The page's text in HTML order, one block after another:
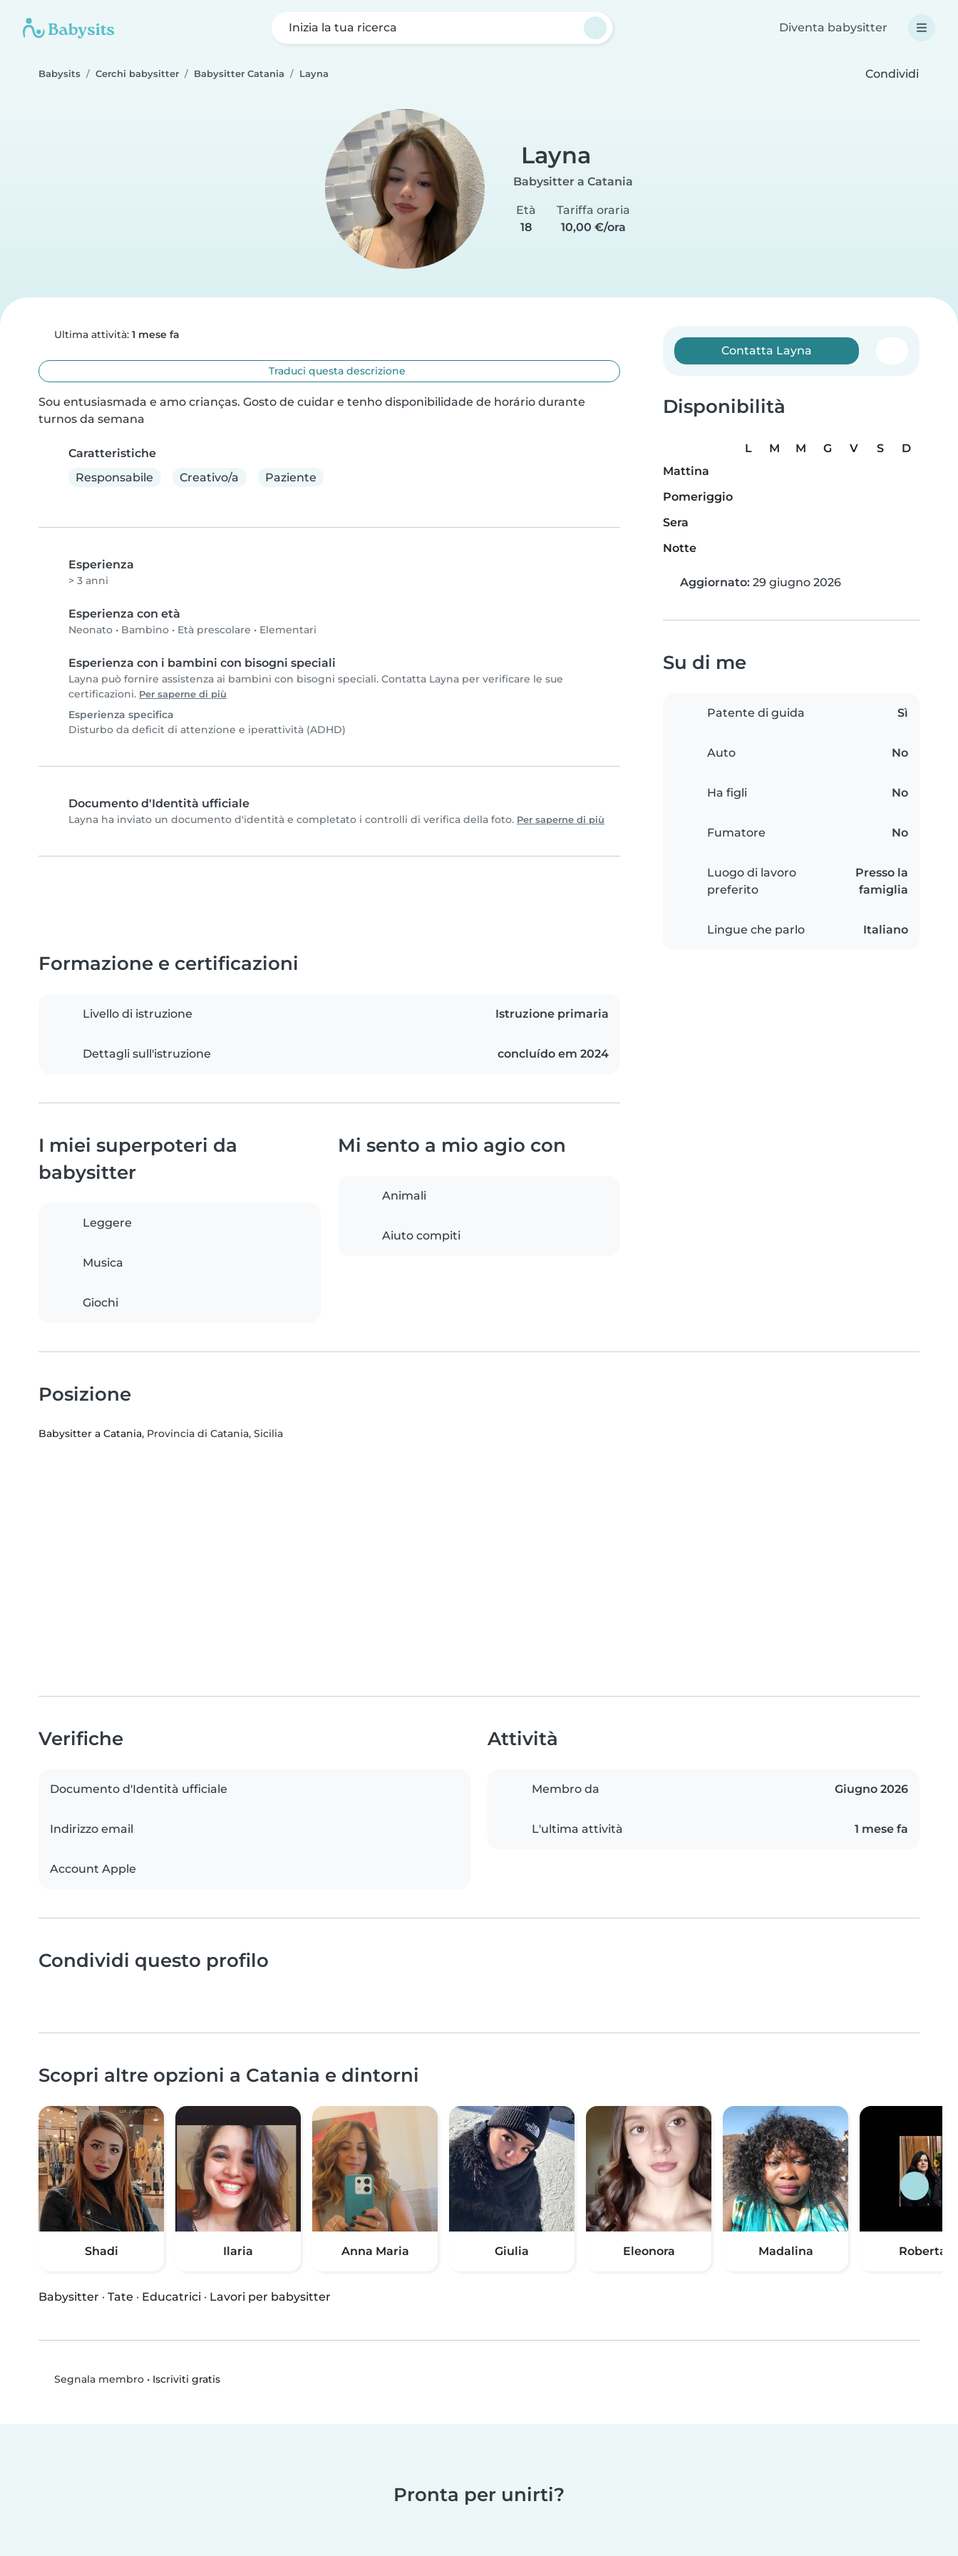
Inizia la tua ricerca Diventa babysitter
Babysits Cerchi babysitter Babysitter Catania Layna Condividi
Layna
Babysitter a Catania
Età
18
Tariffa oraria
10,00 €/ora
Ultima attività: 1 mese fa
Traduci questa descrizione
Sou entusiasmada e amo crianças. Gosto de cuidar e tenho disponibilidade de horário durante
turnos da semana
Caratteristiche
Responsabile
Creativo/a Paziente
Esperienza
> 3 anni
Esperienza con età
Neonato • Bambino • Età prescolare • Elementari
Esperienza con i bambini con bisogni speciali
Layna può fornire assistenza ai bambini con bisogni speciali. Contatta Layna per verificare le sue
certificazioni. Per saperne di più
Esperienza specifica
Disturbo da deficit di attenzione e iperattività (ADHD)
Documento d'Identità ufficiale
Layna ha inviato un documento d'identità e completato i controlli di verifica della foto. Per saperne di più
Contatta Layna
Disponibilità
L M M G V S
D
Mattina
Pomeriggio
Sera
Notte
Aggiornato: 29 giugno 2026
Su di me
Patente di guida Sì
Auto No
Ha figli No
Fumatore No
Luogo di lavoro
preferito
Presso la
famiglia
Lingue che parlo Italiano
Formazione e certificazioni
Livello di istruzione Istruzione primaria
Dettagli sull'istruzione concluído em 2024
I miei superpoteri da
babysitter
Leggere
Musica
Giochi
Mi sento a mio agio con
Animali
Aiuto compiti
Posizione
Babysitter a Catania, Provincia di Catania, Sicilia
Verifiche
Documento d'Identità ufficiale
Indirizzo email
Account Apple
Attività
Membro da Giugno 2026
L'ultima attività 1 mese fa
Condividi questo profilo
Scopri altre opzioni a Catania e dintorni
Shadi Ilaria Anna Maria Giulia Eleonora Madalina Roberta
Babysitter · Tate · Educatrici · Lavori per babysitter
Segnala membro• Iscriviti gratis
Pronta per unirti?